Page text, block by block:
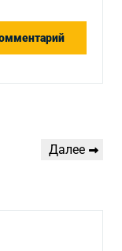
Следующая
Далее